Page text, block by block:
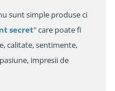
sunt simple produse ci
secret" care poate fi
calitate, sentimente,
impresii de